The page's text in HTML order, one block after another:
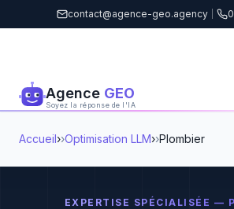
contact@agence-geo.agency
Agence GEO
Soyez la réponse de l'IA
Accueil› Optimisation LLM› Plombier
EXPERTISE SPÉCIALISÉE —